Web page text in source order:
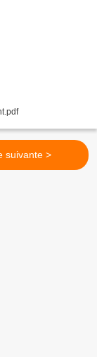
suivante >